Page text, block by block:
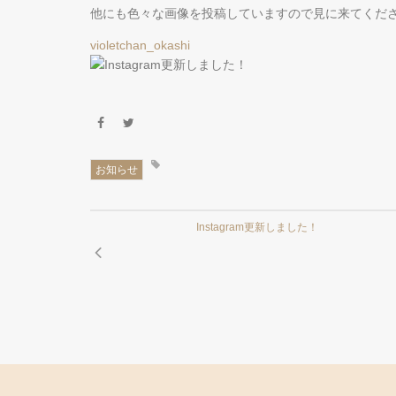
他にも色々な画像を投稿していますので見に来てくだ
violetchan_okashi
お知らせ
Instagram更新しました！